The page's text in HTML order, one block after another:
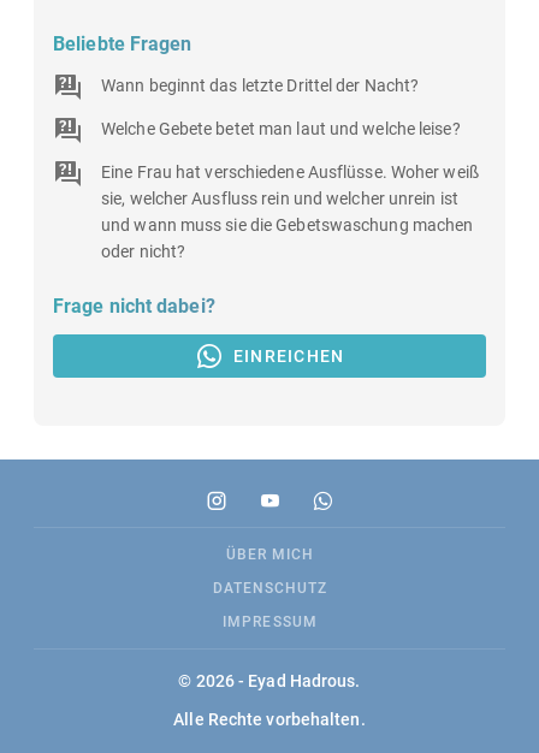
Beliebte Fragen
Wann beginnt das letzte Drittel der Nacht?
Welche Gebete betet man laut und welche leise?
Eine Frau hat verschiedene Ausflüsse. Woher weiß
sie, welcher Ausfluss rein und welcher unrein ist
und wann muss sie die Gebetswaschung machen
oder nicht?
Frage nicht dabei?
EINREICHEN
ÜBER MICH
DATENSCHUTZ
IMPRESSUM
© 2026 - Eyad Hadrous.
Alle Rechte vorbehalten.